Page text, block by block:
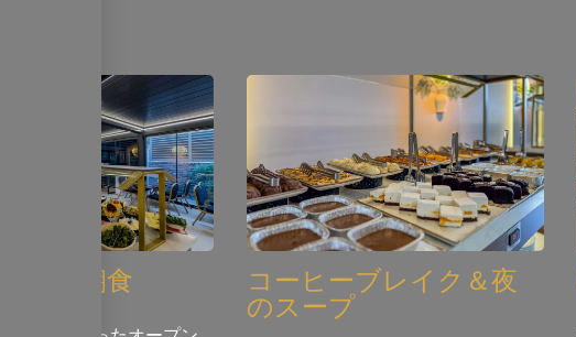
ェ式朝食 コーヒーブレイク＆夜
のスープ